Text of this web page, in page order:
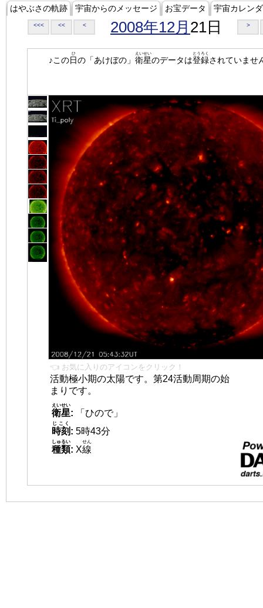
はやぶさの軌跡 宇宙からのメッセージ お宝データ 宇宙カレン
<<< << < 2008年12月 21日 >
♪この日
ひ
の「あけぼの」 衛星
えいせい
のデータは登録
とうろく
されていませ
👈 お気に入りのアイコンをクリック！
活動極小期の太陽です。第24活動周期の始
まりです。
衛星
えいせい
:
「ひので」
時刻
じこく
: 5時43分
種類
しゅるい
: X線
せん